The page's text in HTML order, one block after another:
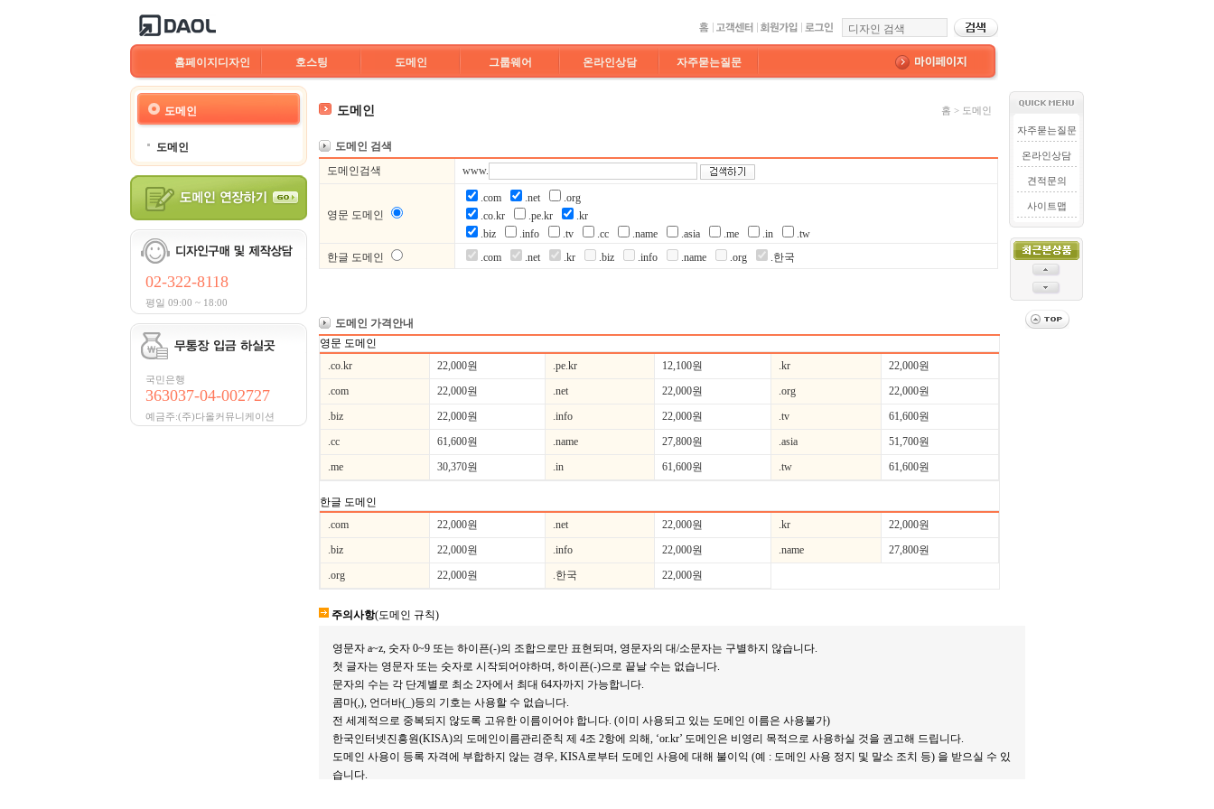
홈페이지디자인 호스팅 도메인 그룹웨어 온라인상담 자주묻는질문
도메인
도메인
02-322-8118
평일 09:00 ~ 18:00
국민은행
363037-04-002727
예금주:(주)다올커뮤니케이션
도메인 홈 > 도메인
도메인 검색
도메인검색
www.
영문 도메인
.com .net
.org
.co.kr
.pe.kr
.kr
.biz
.info .tv .cc .name .asia .me .in
.tw
한글 도메인
.com .net .kr .biz .info .name .org .한국
도메인 가격안내
영문 도메인
.co.kr
22,000원 .pe.kr 12,100원 .kr
22,000원
.com
22,000원 .net 22,000원 .org
22,000원
.biz
22,000원 .info 22,000원 .tv
61,600원
.cc
61,600원 .name 27,800원 .asia
51,700원
.me
30,370원 .in 61,600원 .tw 61,600원
한글 도메인
.com
22,000원 .net 22,000원 .kr
22,000원
.biz
22,000원 .info 22,000원 .name
27,800원
.org
22,000원 .한국 22,000원
주의사항(도메인 규칙)
영문자 a~z, 숫자 0~9 또는 하이픈(-)의 조합으로만 표현되며, 영문자의 대/소문자는 구별하지 않습니다.
첫 글자는 영문자 또는 숫자로 시작되어야하며, 하이픈(-)으로 끝날 수는 없습니다.
문자의 수는 각 단계별로 최소 2자에서 최대 64자까지 가능합니다.
콤마(,), 언더바(_)등의 기호는 사용할 수 없습니다.
전 세계적으로 중복되지 않도록 고유한 이름이어야 합니다. (이미 사용되고 있는 도메인 이름은 사용불가)
한국인터넷진흥원(KISA)의 도메인이름관리준칙 제 4조 2항에 의해, ‘or.kr’ 도메인은 비영리 목적으로 사용하실 것을 권고해 드립니다.
도메인 사용이 등록 자격에 부합하지 않는 경우, KISA로부터 도메인 사용에 대해 불이익 (예 : 도메인 사용 정지 및 말소 조치 등) 을 받으실 수 있
습니다.
자주묻는질문
온라인상담
견적문의
사이트맵